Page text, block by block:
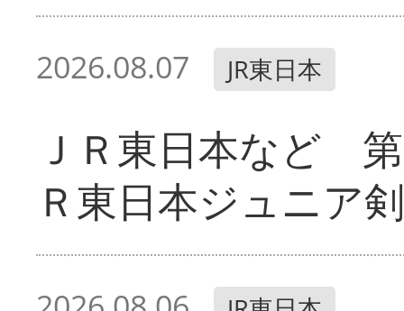
2026.08.07 JR東日本
ＪＲ東日本など
Ｒ東日本ジュニア